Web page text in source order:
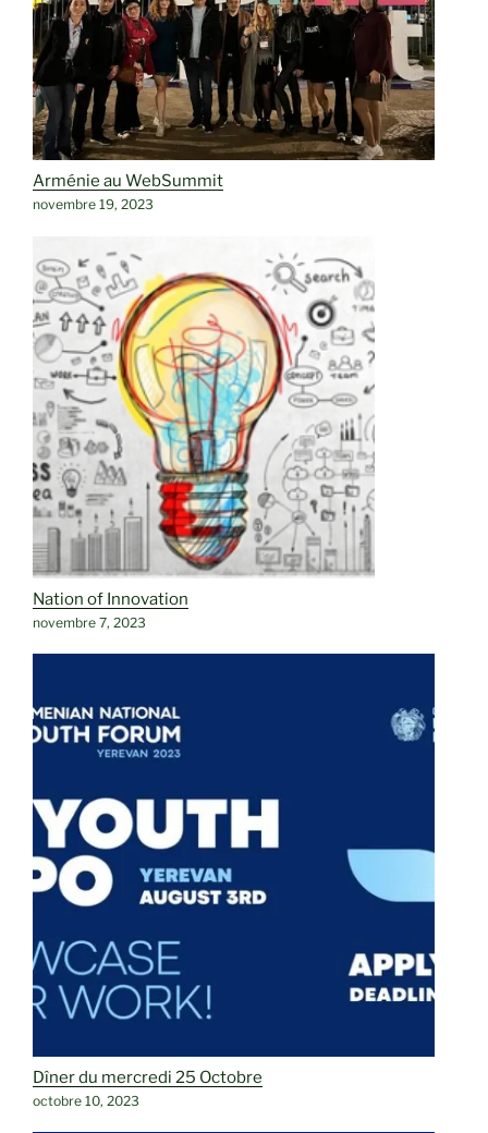
Arménie au WebSummit
novembre 19, 2023
Nation of Innovation
novembre 7, 2023
Dîner du mercredi 25 Octobre
octobre 10, 2023